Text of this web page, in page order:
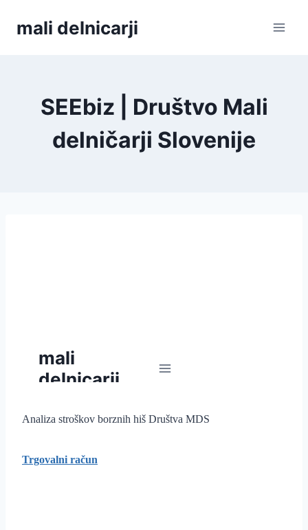
mali delnicarji
SEEbiz | Društvo Mali
delničarji Slovenije
Analiza stroškov borznih hiš Društva MDS
Trgovalni račun